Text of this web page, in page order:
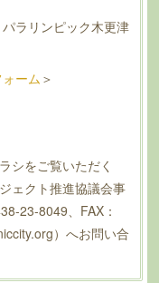
ラリンピック木更津
ーム ＞
シをご覧いただく
ェクト推進協議会事
23-8049、FAX：
）へお問い合